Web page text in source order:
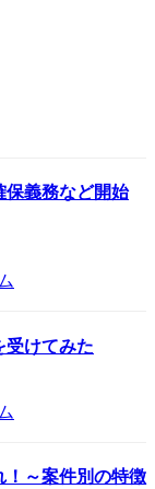
保義務など開始
受けてみた
！～案件別の特徴